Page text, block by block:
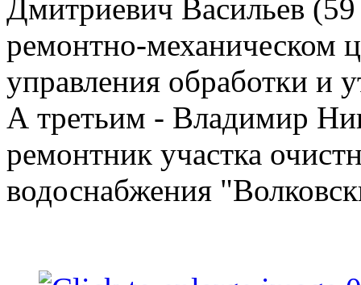
Дмитриевич Васильев
ремонтно-механическом
управления обработки и
А третьим - Владимир
ремонтник участка
водоснабжения